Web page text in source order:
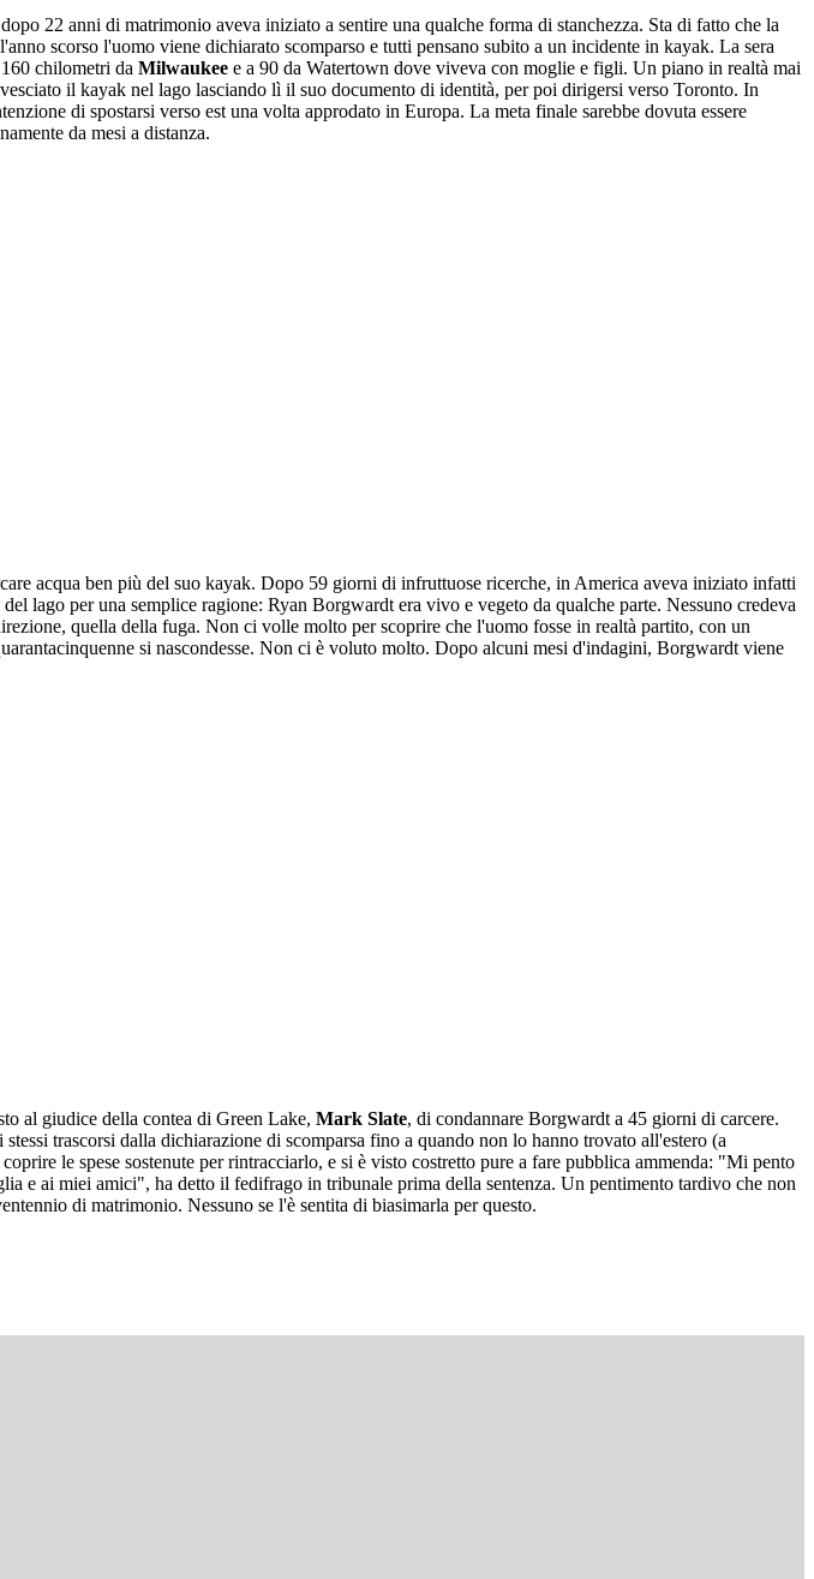
22 anni di matrimonio aveva iniziato a sentire una qualche forma di stanchezza. Sta di fatto che la
scorso l'uomo viene dichiarato scomparso e tutti pensano subito a un incidente in kayak. La sera
chilometri da Milwaukee e a 90 da Watertown dove viveva con moglie e figli. Un piano in realtà mai
il kayak nel lago lasciando lì il suo documento di identità, per poi dirigersi verso Toronto. In
di spostarsi verso est una volta approdato in Europa. La meta finale sarebbe dovuta essere
da mesi a distanza.
acqua ben più del suo kayak. Dopo 59 giorni di infruttuose ricerche, in America aveva iniziato infatti
lago per una semplice ragione: Ryan Borgwardt era vivo e vegeto da qualche parte. Nessuno credeva
quella della fuga. Non ci volle molto per scoprire che l'uomo fosse in realtà partito, con un
si nascondesse. Non ci è voluto molto. Dopo alcuni mesi d'indagini, Borgwardt viene
al giudice della contea di Green Lake, Mark Slate, di condannare Borgwardt a 45 giorni di carcere.
trascorsi dalla dichiarazione di scomparsa fino a quando non lo hanno trovato all'estero (a
le spese sostenute per rintracciarlo, e si è visto costretto pure a fare pubblica ammenda: "Mi pento
e ai miei amici", ha detto il fedifrago in tribunale prima della sentenza. Un pentimento tardivo che non
di matrimonio. Nessuno se l'è sentita di biasimarla per questo.